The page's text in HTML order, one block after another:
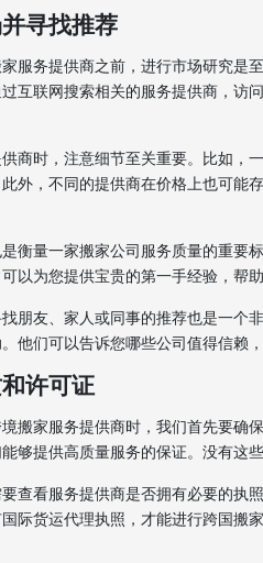
寻找推荐
服务提供商之前，进行市场研究是
互联网搜索相关的服务提供商，访
商时，注意细节至关重要。比如，
外，不同的提供商在价格上也可能
衡量一家搬家公司服务质量的重要
以为您提供宝贵的第一手经验，帮
朋友、家人或同事的推荐也是一个
他们可以告诉您哪些公司值得信赖
许可证
搬家服务提供商时，我们首先要确
够提供高质量服务的保证。没有这
查看服务提供商是否拥有必要的执
际货运代理执照，才能进行跨国搬